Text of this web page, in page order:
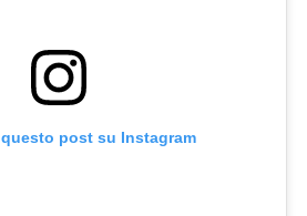
post su Instagram